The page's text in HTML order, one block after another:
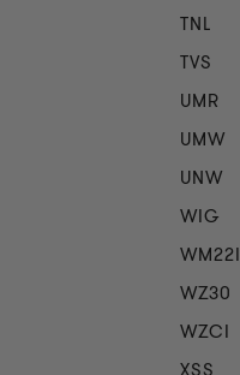
TNL
TVS
UMR
UMW
UNW
WIG
WM22I
WZ30
WZCI